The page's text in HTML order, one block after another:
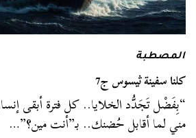
المصطبة
كلنا سفينة ثيسوس ج7
“بِفَضْل تَجَدُّد الخلايا.. كل فترة أبقى
مني لما أقابل حُضنك.. بـ”أنت مين؟”…